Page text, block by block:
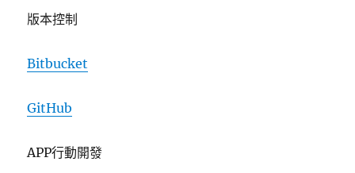
版本控制
Bitbucket
GitHub
APP行動開發